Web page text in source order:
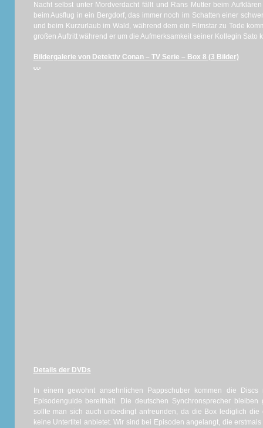
Nacht selbst unter Mordverdacht fällt und Rans Mutter beim
beim Ausflug in ein Bergdorf, das immer noch im Schatten einer
und beim Kurzurlaub im Wald, während dem ein Filmstar zu Tode
großen Auftritt während er um die Aufmerksamkeit seiner Kollegin Sato
Bildergalerie von Detektiv Conan – TV Serie – Box 8 (3 Bilder)
Details der DVDs
In einem gewohnt ansehnlichen Pappschuber kommen die
Episodenguide bereithält. Die deutschen Synchronsprecher
sollte man sich auch unbedingt anfreunden, da die Box lediglich die
keine Untertitel anbietet. Wir sind bei Episoden angelangt, die